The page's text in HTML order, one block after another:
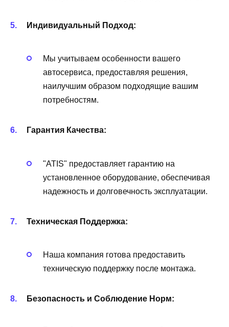
Индивидуальный Подход:
Мы учитываем особенности вашего
автосервиса, предоставляя решения,
наилучшим образом подходящие вашим
потребностям.
Гарантия Качества:
"ATIS" предоставляет гарантию на
установленное оборудование, обеспечивая
надежность и долговечность эксплуатации.
Техническая Поддержка:
Наша компания готова предоставить
техническую поддержку после монтажа.
Безопасность и Соблюдение Норм: